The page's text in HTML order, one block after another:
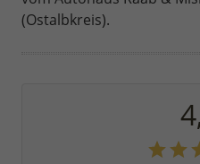
(Ostalbkreis).